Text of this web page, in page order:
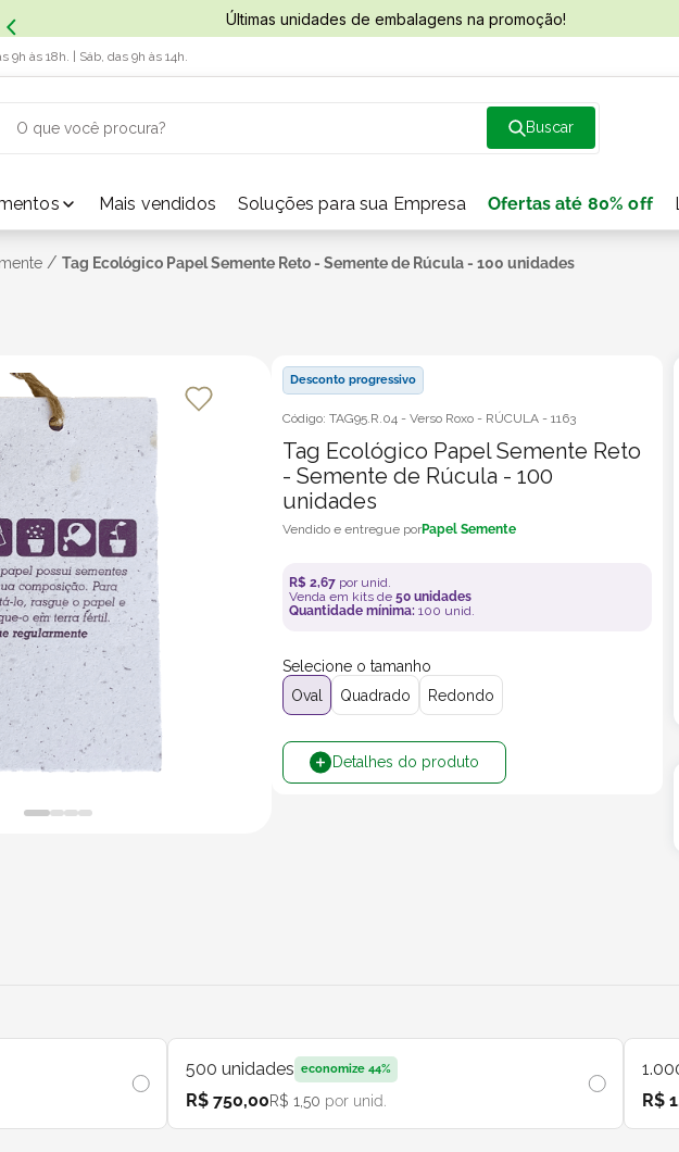
Últimas unidades de embalagens na promoção!
9h às 18h. | Sáb, das 9h às 14h.
Mais vendidos Soluções para sua Empresa Ofertas até 80% off
/ Tag Ecológico Papel Semente Reto - Semente de Rúcula - 100 unidades
Desconto progressivo
Código: TAG95.R.04 - Verso Roxo - RÚCULA - 1163
Tag Ecológico Papel Semente Reto
- Semente de Rúcula - 100
unidades
Papel Semente
R$ 2,67 por unid.
Venda em kits de 50 unidades
Quantidade mínima: 100 unid.
Selecione o tamanho
Oval
Quadrado Redondo
Detalhes do produto
500 unidades economize 44%
R$ 750,00R$ 1,50 por unid. R$